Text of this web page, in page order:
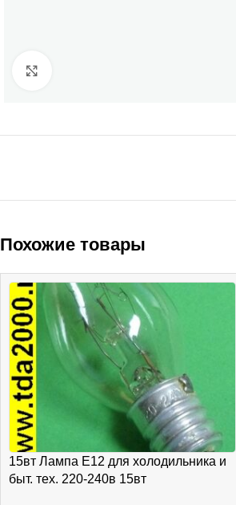
Похожие товары
15вт Лампа E12 для холодильника и
быт. тех. 220-240в 15вт